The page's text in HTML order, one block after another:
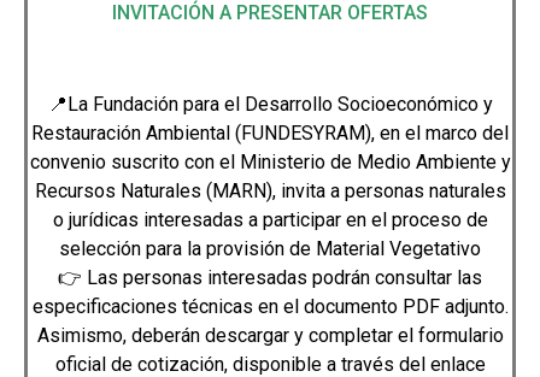
INVITACIÓN A PRESENTAR OFERTAS
📍La Fundación para el Desarrollo Socioeconómico y
Restauración Ambiental (FUNDESYRAM), en el marco del
convenio suscrito con el Ministerio de Medio Ambiente y
Recursos Naturales (MARN), invita a personas naturales
o jurídicas interesadas a participar en el proceso de
selección para la provisión de Material Vegetativo
👉 Las personas interesadas podrán consultar las
especificaciones técnicas en el documento PDF adjunto.
Asimismo, deberán descargar y completar el formulario
oficial de cotización, disponible a través del enlace